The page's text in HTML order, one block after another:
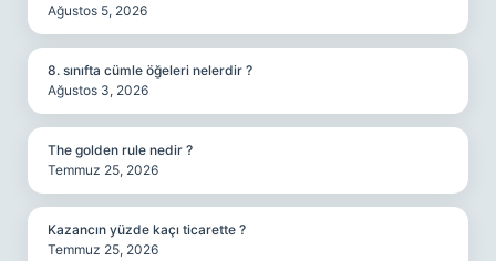
Ağustos 5, 2026
8. sınıfta cümle öğeleri nelerdir ?
Ağustos 3, 2026
The golden rule nedir ?
Temmuz 25, 2026
Kazancın yüzde kaçı ticarette ?
Temmuz 25, 2026